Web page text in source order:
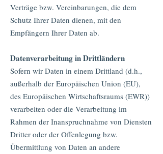
Verträge bzw. Vereinbarungen, die dem
Schutz Ihrer Daten dienen, mit den
Empfängern Ihrer Daten ab.
Datenverarbeitung in Drittländern
Sofern wir Daten in einem Drittland (d.h.,
außerhalb der Europäischen Union (EU),
des Europäischen Wirtschaftsraums (EWR))
verarbeiten oder die Verarbeitung im
Rahmen der Inanspruchnahme von Diensten
Dritter oder der Offenlegung bzw.
Übermittlung von Daten an andere